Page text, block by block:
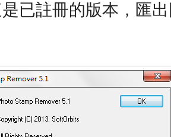
已註冊的版本，匯